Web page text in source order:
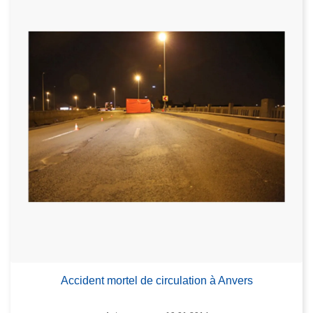
Accident mortel de circulation à Anvers